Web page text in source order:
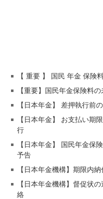
【 重要 】 国民 年金 保険
【重要】国民年金保険料
【日本年金】 差押執行前
【日本年金】 お支払い期
行
【日本年金】 国民年金保
予告
【日本年金機構】期限内
【日本年金機構】督促状
絡